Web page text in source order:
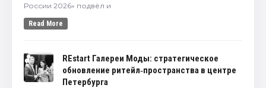
России 2026» подвёл и
Read More
REstart Галереи Моды: стратегическое
обновление ритейл‑пространства в центре
Петербурга